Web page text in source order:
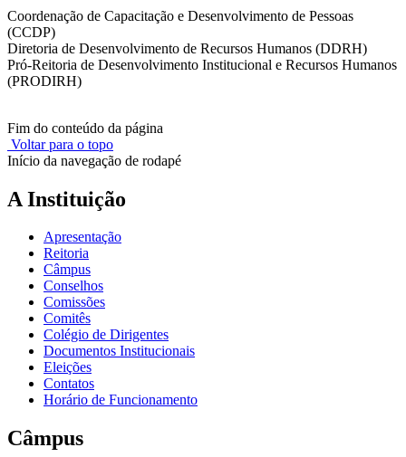
Coordenação de Capacitação e Desenvolvimento de Pessoas
(CCDP)
Diretoria de Desenvolvimento de Recursos Humanos (DDRH)
Pró-Reitoria de Desenvolvimento Institucional e Recursos Humanos
(PRODIRH)
Fim do conteúdo da página
Voltar para o topo
Início da navegação de rodapé
A Instituição
Apresentação
Reitoria
Câmpus
Conselhos
Comissões
Comitês
Colégio de Dirigentes
Documentos Institucionais
Eleições
Contatos
Horário de Funcionamento
Câmpus